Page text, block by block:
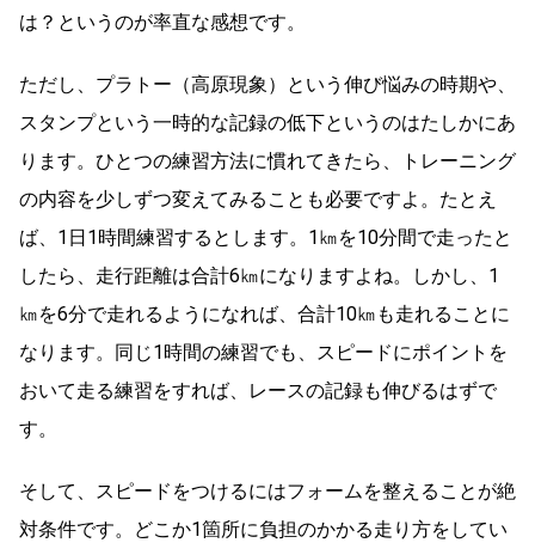
は？というのが率直な感想です。
ただし、プラトー（高原現象）という伸び悩みの時期や、
スタンプという一時的な記録の低下というのはたしかにあ
ります。ひとつの練習方法に慣れてきたら、トレーニング
の内容を少しずつ変えてみることも必要ですよ。たとえ
ば、1日1時間練習するとします。1㎞を10分間で走ったと
したら、走行距離は合計6㎞になりますよね。しかし、1
㎞を6分で走れるようになれば、合計10㎞も走れることに
なります。同じ1時間の練習でも、スピードにポイントを
おいて走る練習をすれば、レースの記録も伸びるはずで
す。
そして、スピードをつけるにはフォームを整えることが絶
対条件です。どこか1箇所に負担のかかる走り方をしてい